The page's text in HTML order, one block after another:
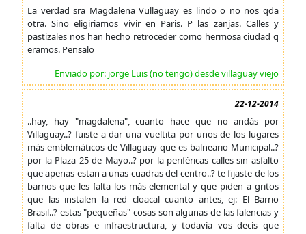
La verdad sra Magdalena Vullaguay es lindo o no nos qda
otra. Sino eligiriamos vivir en Paris. P las zanjas. Calles y
pastizales nos han hecho retroceder como hermosa ciudad q
eramos. Pensalo
Enviado por: jorge Luis (no tengo) desde villaguay viejo
22-12-2014
..hay, hay "magdalena", cuanto hace que no andás por
Villaguay..? fuiste a dar una vueltita por unos de los lugares
más emblemáticos de Villaguay que es balneario Municipal..?
por la Plaza 25 de Mayo..? por la periféricas calles sin asfalto
que apenas estan a unas cuadras del centro..? te fijaste de los
barrios que les falta los más elemental y que piden a gritos
que las instalen la red cloacal cuanto antes, ej: El Barrio
Brasil..? estas "pequeñas" cosas son algunas de las falencias y
falta de obras e infraestructura, y todavía vos decís que